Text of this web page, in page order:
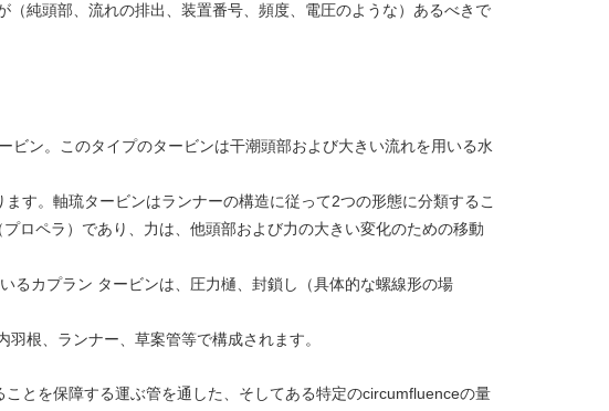
純頭部、流れの排出、装置番号、頻度、電圧のような）あるべきで
ビン。このタイプのタービンは干潮頭部および大きい流れを用いる水
す。軸琉タービンはランナーの構造に従って2つの形態に分類するこ
ロペラ）であり、力は、他頭部および力の大きい変化のための移動
るカプラン タービンは、圧力樋、封鎖し（具体的な螺線形の場
根、ランナー、草案管等で構成されます。
とを保障する運ぶ管を通した、そしてある特定のcircumfluenceの量